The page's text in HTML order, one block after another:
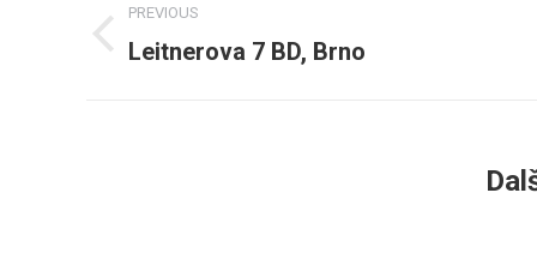
navigation
PREVIOUS
Previous
Leitnerova 7 BD, Brno